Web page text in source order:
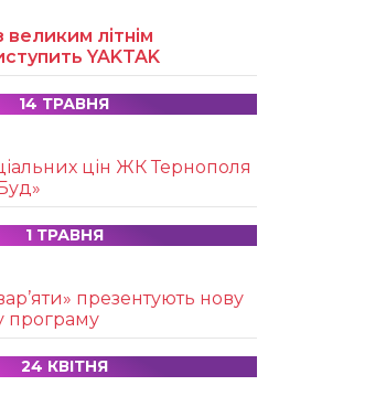
великим літнім
YAKTAK
14 ТРАВНЯ
цін ЖК Тернополя
1 ТРАВНЯ
презентують нову
програму
24 КВІТНЯ